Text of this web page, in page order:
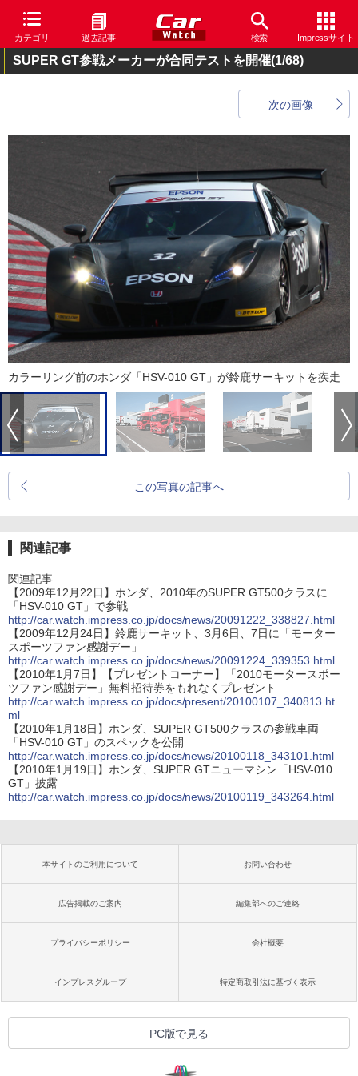
カテゴリ 過去記事 検索 Impressサイト
SUPER GT参戦メーカーが合同テストを開催(1/68)
次の画像
カラーリング前のホンダ「HSV-010 GT」が鈴鹿サーキットを疾走
この写真の記事へ
関連記事
関連記事
【2009年12月22日】ホンダ、2010年のSUPER GT500クラスに
「HSV-010 GT」で参戦
http://car.watch.impress.co.jp/docs/news/20091222_338827.html
【2009年12月24日】鈴鹿サーキット、3月6日、7日に「モーター
スポーツファン感謝デー」
http://car.watch.impress.co.jp/docs/news/20091224_339353.html
【2010年1月7日】【プレゼントコーナー】「2010モータースポー
ツファン感謝デー」無料招待券をもれなくプレゼント
http://car.watch.impress.co.jp/docs/present/20100107_340813.ht
ml
【2010年1月18日】ホンダ、SUPER GT500クラスの参戦車両
「HSV-010 GT」のスペックを公開
http://car.watch.impress.co.jp/docs/news/20100118_343101.html
【2010年1月19日】ホンダ、SUPER GTニューマシン「HSV-010
GT」披露
http://car.watch.impress.co.jp/docs/news/20100119_343264.html
本サイトのご利用について お問い合わせ
広告掲載のご案内 編集部へのご連絡
プライバシーポリシー 会社概要
インプレスグループ 特定商取引法に基づく表示
PC版で見る